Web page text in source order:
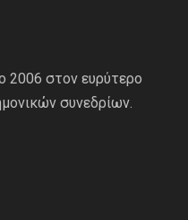
2006 στον ευρύτερο
συνεδρίων.